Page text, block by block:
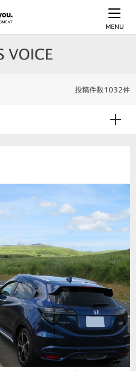
MENU
投稿件数1032件